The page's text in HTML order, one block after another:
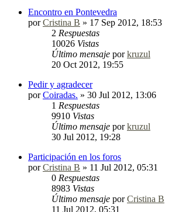
Encontro en Pontevedra
porCristina B » 17 Sep 2012, 18:53
2 Respuestas
10026 Vistas
Último mensaje porkruzul
20 Oct 2012, 19:55
Pedir y agradecer
porCoiradas. » 30 Jul 2012, 13:06
1 Respuestas
9910 Vistas
Último mensaje porkruzul
30 Jul 2012, 19:28
Participación en los foros
porCristina B » 11 Jul 2012, 05:31
0 Respuestas
8983 Vistas
Último mensaje porCristina B
11 Jul 2012, 05:31